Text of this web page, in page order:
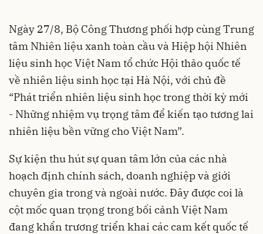
Ngày 27/8, Bộ Công Thương phối hợp cùng Trung
tâm Nhiên liệu xanh toàn cầu và Hiệp hội Nhiên
liệu sinh học Việt Nam tổ chức Hội thảo quốc tế
về nhiên liệu sinh học tại Hà Nội, với chủ đề
“Phát triển nhiên liệu sinh học trong thời kỳ mới
- Những nhiệm vụ trọng tâm để kiến tạo tương lai
nhiên liệu bền vững cho Việt Nam”.
Sự kiện thu hút sự quan tâm lớn của các nhà
hoạch định chính sách, doanh nghiệp và giới
chuyên gia trong và ngoài nước. Đây được coi là
cột mốc quan trọng trong bối cảnh Việt Nam
đang khẩn trương triển khai các cam kết quốc tế